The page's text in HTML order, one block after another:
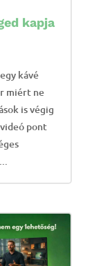
kapja
kávé
miért ne
is végig
pont